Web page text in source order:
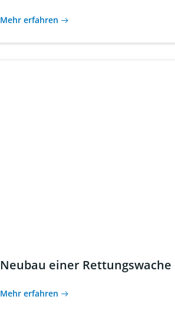
Mehr erfahren
Neubau einer Rettungswache
Mehr erfahren